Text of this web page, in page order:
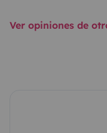
Ver opiniones de